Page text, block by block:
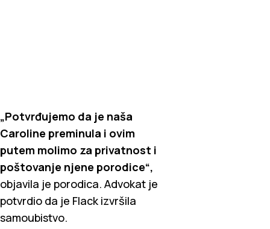
„Potvrđujemo da je naša
Caroline preminula i ovim
putem molimo za privatnost i
poštovanje njene porodice“,
objavila je porodica. Advokat je
potvrdio da je Flack izvršila
samoubistvo.